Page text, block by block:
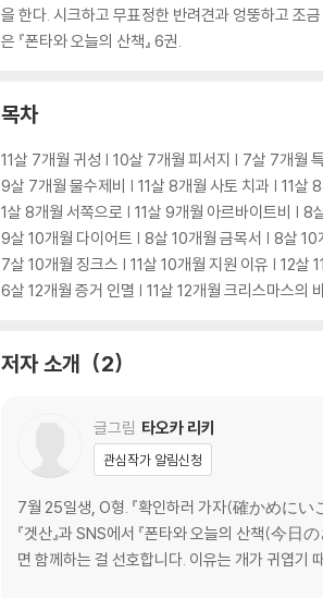
을 한다. 시크하고 무표정한 반려견과 엉뚱하고 조
은 『폰타와 오늘의 산책』 6권.
목차
11살 7개월 귀성 | 10살 7개월 피서지 | 7살 7개월
9살 7개월 물수제비 | 11살 8개월 사토 치과 | 11살
1살 8개월 서쪽으로 | 11살 9개월 아르바이트비 |
9살 10개월 다이어트 | 8살 10개월 금목서 | 8살
7살 10개월 징크스 | 11살 10개월 지원 이유 | 12살
6살 12개월 증거 인멸 | 11살 12개월 크리스마스의
저자 소개 2
글그림 타오카 리키
관심작가 알림신청
7월 25일생, O형. 『확인하러 가자(確かめにい
『겟산』과 SNS에서 『폰타와 오늘의 산책(今
면 함께하는 걸 선호합니다. 이유는 개가 귀엽기